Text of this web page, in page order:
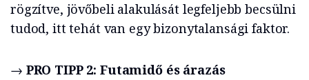
rögzítve, jövőbeli alakulását legfeljebb becsülni
tudod, itt tehát van egy bizonytalansági faktor.
→ PRO TIPP 2: Futamidő és árazás